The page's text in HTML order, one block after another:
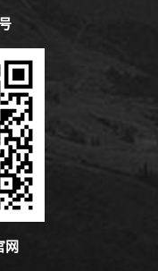
网